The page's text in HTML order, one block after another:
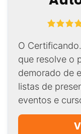
O
que resolve o
demorado de
listas de
eventos e